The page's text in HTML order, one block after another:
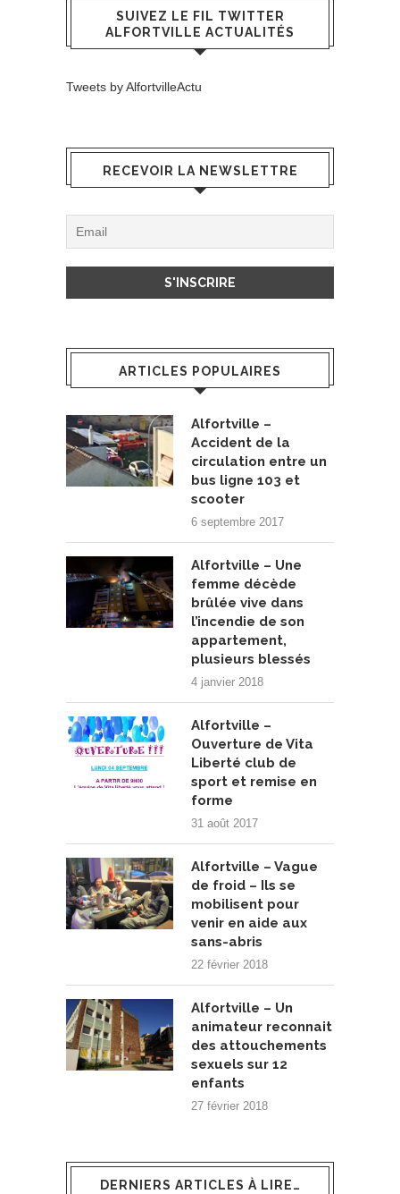
SUIVEZ LE FIL TWITTER
ALFORTVILLE ACTUALITÉS
Tweets by AlfortvilleActu
RECEVOIR LA NEWSLETTRE
ARTICLES POPULAIRES
Alfortville –
Accident de la
circulation entre un
bus ligne 103 et
scooter
6 septembre 2017
Alfortville – Une
femme décède
brûlée vive dans
l’incendie de son
appartement,
plusieurs blessés
4 janvier 2018
Alfortville –
Ouverture de Vita
Liberté club de
sport et remise en
forme
31 août 2017
Alfortville – Vague
de froid – Ils se
mobilisent pour
venir en aide aux
sans-abris
22 février 2018
Alfortville – Un
animateur reconnait
des attouchements
sexuels sur 12
enfants
27 février 2018
DERNIERS ARTICLES À LIRE…